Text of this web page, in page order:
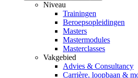
Niveau
Trainingen
Beroepsopleidingen
Masters
Mastermodules
Masterclasses
Vakgebied
Advies & Consultancy
Carrière, loopbaan &